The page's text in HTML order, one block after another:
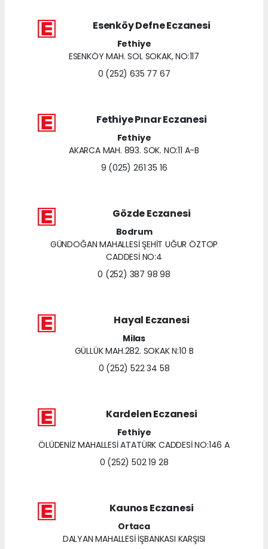
Esenköy Defne Eczanesi
Fethiye
ESENKÖY MAH. SOL SOKAK, NO:117
0 (252) 635 77 67
Fethiye Pınar Eczanesi
Fethiye
AKARCA MAH. 893. SOK. NO:11 A-B
9 (025) 261 35 16
Gözde Eczanesi
Bodrum
GÜNDOĞAN MAHALLESİ ŞEHİT UĞUR ÖZTOP
CADDESİ NO:4
0 (252) 387 98 98
Hayal Eczanesi
Milas
GÜLLÜK MAH.282. SOKAK N:10 B
0 (252) 522 34 58
Kardelen Eczanesi
Fethiye
ÖLÜDENİZ MAHALLESİ ATATÜRK CADDESİ NO:146 A
0 (252) 502 19 28
Kaunos Eczanesi
Ortaca
DALYAN MAHALLESİ İŞBANKASI KARŞISI